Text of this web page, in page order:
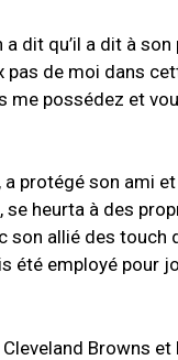
dit qu’il a dit à
pas de moi dans
me possédez et
protégé son ami
heurta à des
allié des touch
été employé pour
Browns